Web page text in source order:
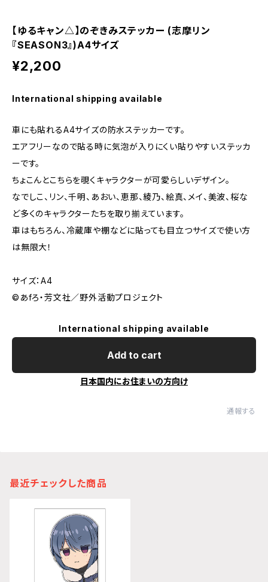
【ゆるキャン△】のぞきみステッカー (志摩リン
『SEASON3』)A4サイズ
¥2,200
International shipping available
車にも貼れるA4サイズの防水ステッカーです。
エアフリーなので貼る時に気泡が入りにくい貼りやすいステッカ
ーです。
ちょこんとこちらを覗くキャラクターが可愛らしいデザイン。
なでしこ、リン、千明、あおい、恵那、綾乃、絵真、メイ、美波、桜な
ど多くのキャラクターたちを取り揃えています。
車はもちろん、冷蔵庫や棚などに貼っても目立つサイズで使い方
は無限大！
サイズ：A4
©あfろ・芳文社／野外活動プロジェクト
International shipping available
Add to cart
日本国内にお住まいの方向け
通報する
最近チェックした商品